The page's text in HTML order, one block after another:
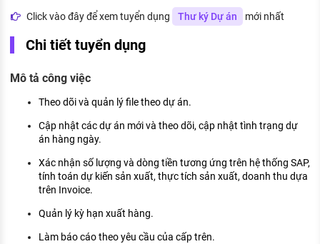
Danh sách nhà tuyển dụng
Nhà tuyển dụng hàng đầu
Mẫu CV hiện đại
Thuế thu nhập
Hồ sơ biểu mẫu
Chính sách lao động
KHÁM PHÁ NGHỀ NGHIỆP
Tử vi nghề nghiệp
HƯỚNG NGHIỆP VIỆC LÀM
Xu hướng việc làm
Click vào đây để xem tuyển dụng Thư ký Dự án mới nhất
Chi tiết tuyển dụng
Mô tả công việc
Theo dõi và quản lý file theo dự án.
Cập nhật các dự án mới và theo dõi, cập nhật tình trạng dự
án hàng ngày.
Xác nhận số lượng và dòng tiền tương ứng trên hệ thống SAP,
tính toán dự kiến sản xuất, thực tích sản xuất, doanh thu dựa
trên Invoice.
Quản lý kỳ hạn xuất hàng.
Làm báo cáo theo yêu cầu của cấp trên.